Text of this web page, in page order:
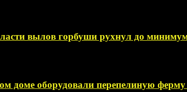
вылов горбуши рухнул до
доме оборудовали перепелиную